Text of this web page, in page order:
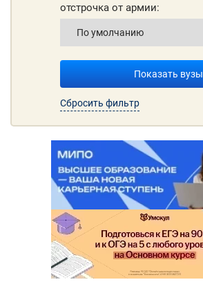
отстрочка от армии:
Показать вузы
Сбросить фильтр